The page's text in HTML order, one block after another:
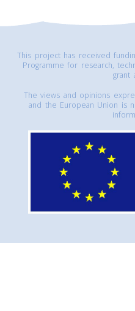
This project has received
Programme for research,
grant
The views and opinions
and the European Union is